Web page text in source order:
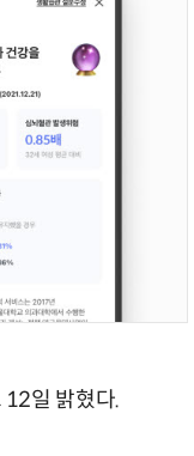
일 밝혔다.
AI 시대의 옵저버빌리티: GPU·LLM 모니터링부터 AI 기반 장애 대응까지